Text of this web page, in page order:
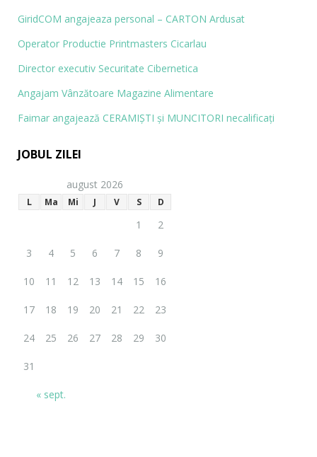
GiridCOM angajeaza personal – CARTON Ardusat
Operator Productie Printmasters Cicarlau
Director executiv Securitate Cibernetica
Angajam Vânzătoare Magazine Alimentare
Faimar angajează CERAMIŞTI și MUN­CITORI necalificaţi
JOBUL ZILEI
august 2026
L Ma Mi J V S D
« sept.
1 2
3 4 5 6 7 8 9
10 11 12 13 14 15 16
17 18 19 20 21 22 23
24 25 26 27 28 29 30
31